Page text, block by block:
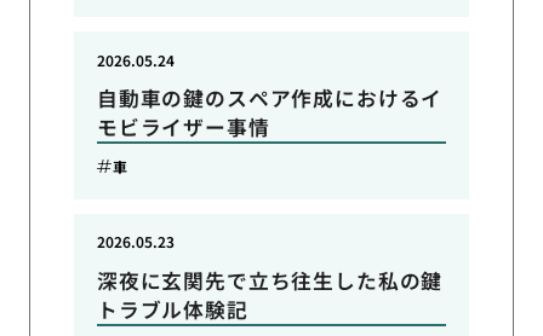
自動車の鍵のスペア作成におけるイ
モビライザー事情
2026.05.24
車
深夜に玄関先で立ち往生した私の鍵
トラブル体験記
2026.05.23